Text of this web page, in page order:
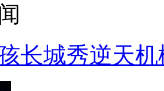
长城秀逆天机